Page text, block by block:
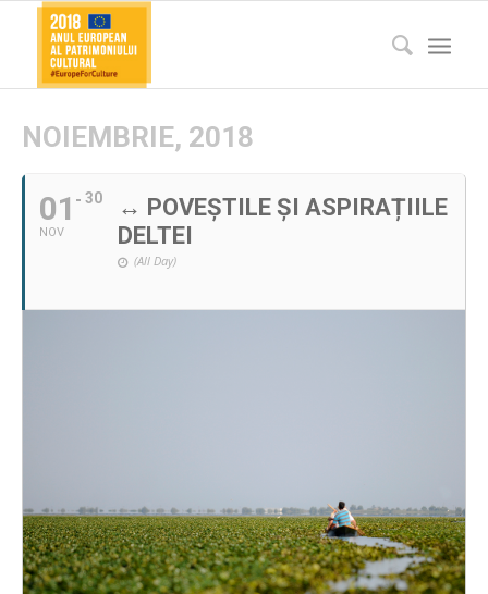
NOIEMBRIE, 2018
01
NOV
30
↔ POVEȘTILE ȘI ASPIRAȚIILE
DELTEI
(All Day)